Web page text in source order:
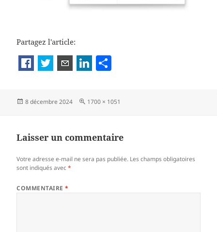
Partagez l'article:
rt
a
er
Publié
8 décembre 2024
Taille
1700 × 1051
Laisser un commentaire
Votre adresse e-mail ne sera pas publiée. Les champs obligatoires
sont indiqués avec*
COMMENTAIRE*